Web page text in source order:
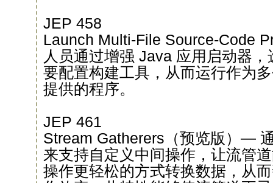
JEP 458
Launch Multi-File Source-Code
人员通过增强 Java 应用启动器
要配置构建工具，从而运行作为
提供的程序。
JEP 461
Stream Gatherers（预览版）—
来支持自定义中间操作，让流管
操作更轻松的方式转换数据，从